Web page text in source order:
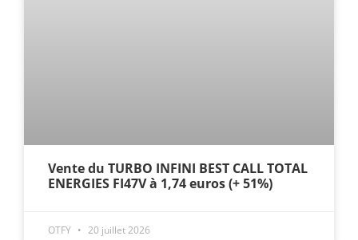
Vente du TURBO INFINI BEST CALL TOTAL
ENERGIES FI47V à 1,74 euros (+ 51%)
OTFY 20 juillet 2026